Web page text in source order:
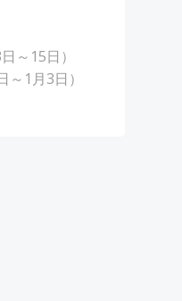
～15日）
1月3日）